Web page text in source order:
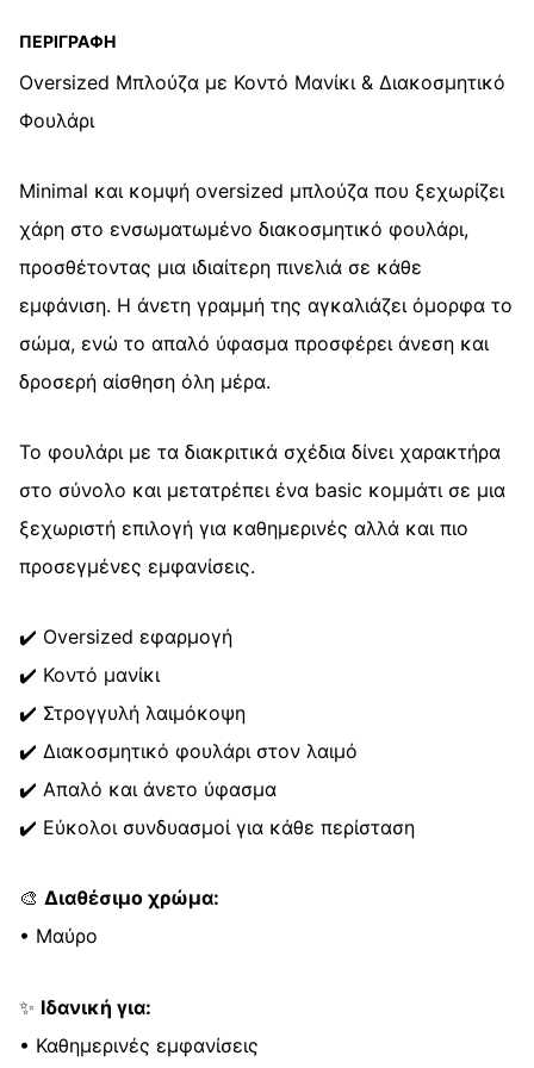
quantity
ΠΕΡΙΓΡΑΦΉ
Oversized Μπλούζα με Κοντό Μανίκι & Διακοσμητικό
Φουλάρι
Minimal και κομψή oversized μπλούζα που ξεχωρίζει
χάρη στο ενσωματωμένο διακοσμητικό φουλάρι,
προσθέτοντας μια ιδιαίτερη πινελιά σε κάθε
εμφάνιση. Η άνετη γραμμή της αγκαλιάζει όμορφα το
σώμα, ενώ το απαλό ύφασμα προσφέρει άνεση και
δροσερή αίσθηση όλη μέρα.
Το φουλάρι με τα διακριτικά σχέδια δίνει χαρακτήρα
στο σύνολο και μετατρέπει ένα basic κομμάτι σε μια
ξεχωριστή επιλογή για καθημερινές αλλά και πιο
προσεγμένες εμφανίσεις.
✔️ Oversized εφαρμογή
✔️ Κοντό μανίκι
✔️ Στρογγυλή λαιμόκοψη
✔️ Διακοσμητικό φουλάρι στον λαιμό
✔️ Απαλό και άνετο ύφασμα
✔️ Εύκολοι συνδυασμοί για κάθε περίσταση
🎨 Διαθέσιμο χρώμα:
• Μαύρο
✨ Ιδανική για:
• Καθημερινές εμφανίσεις